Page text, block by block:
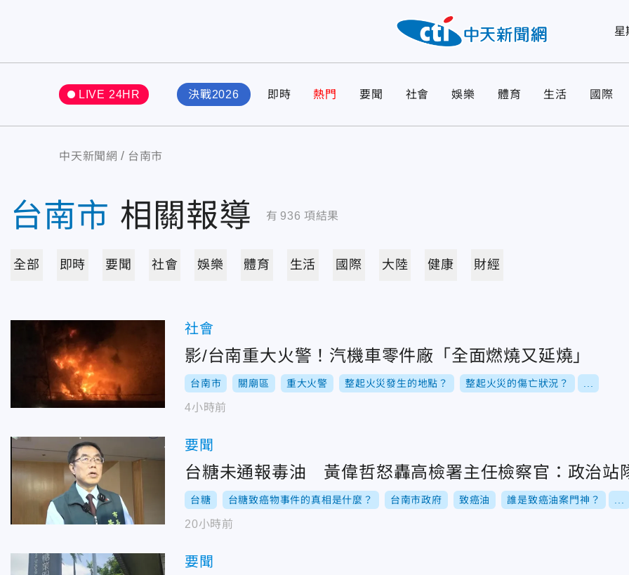
星
LIVE 24HR 決戰2026 即時 熱門 要聞 社會 娛樂 體育 生活 國際
中天新聞網 台南市
台南市 相關報導 有 936 項結果
全部 即時 要聞 社會 娛樂 體育 生活 國際 大陸 健康 財經
社會
影/台南重大火警！汽機車零件廠「全面燃燒又延燒」
台南市 關廟區 重大火警 整起火災發生的地點？ 整起火災的傷亡狀況？
4小時前
要聞
台糖未通報毒油 黃偉哲怒轟高檢署主任檢察官：政治站
台糖 台糖致癌物事件的真相是什麼？ 台南市政府 致癌油 誰是致癌油案門神？
20小時前
要聞